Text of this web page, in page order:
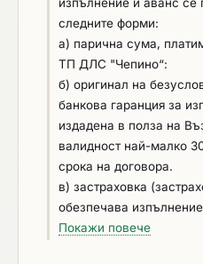
държавата, в която
налице конфликт на
бъде отстранен.
изпълнение и аванс се
следните форми:
а) парична сума,
ТП ДЛС "Чепино“:
б) оригинал на
банкова гаранция за
издадена в полза на
валидност най-малко
срока на договора.
в) застраховка
обезпечава
отговорността на
Покажи повече